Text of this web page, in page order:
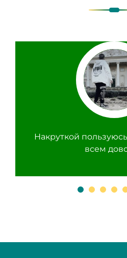
Накруткой
всем